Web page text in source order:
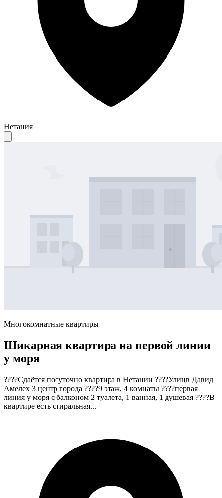
Нетания
Многокомнатные квартиры
Шикарная квартира на первой линии
у моря
????Сдаётся посуточно квартира в Нетании ????Улицв Давид
Амелех 3 центр города ????9 этаж, 4 комнаты ????первая
линия у моря с балконом 2 туалета, 1 ванная, 1 душевая ????В
квартире есть стиральная...